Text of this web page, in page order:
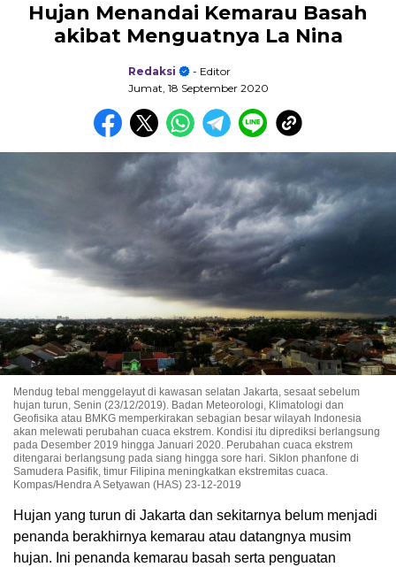
Hujan Menandai Kemarau Basah
akibat Menguatnya La Nina
Redaksi
- Editor
Jumat, 18 September 2020
Mendug tebal menggelayut di kawasan selatan Jakarta, sesaat sebelum
hujan turun, Senin (23/12/2019). Badan Meteorologi, Klimatologi dan
Geofisika atau BMKG memperkirakan sebagian besar wilayah Indonesia
akan melewati perubahan cuaca ekstrem. Kondisi itu diprediksi berlangsung
pada Desember 2019 hingga Januari 2020. Perubahan cuaca ekstrem
ditengarai berlangsung pada siang hingga sore hari. Siklon phanfone di
Samudera Pasifik, timur Filipina meningkatkan ekstremitas cuaca.
Kompas/Hendra A Setyawan (HAS) 23-12-2019
Hujan yang turun di Jakarta dan sekitarnya belum menjadi
penanda berakhirnya kemarau atau datangnya musim
hujan. Ini penanda kemarau basah serta penguatan